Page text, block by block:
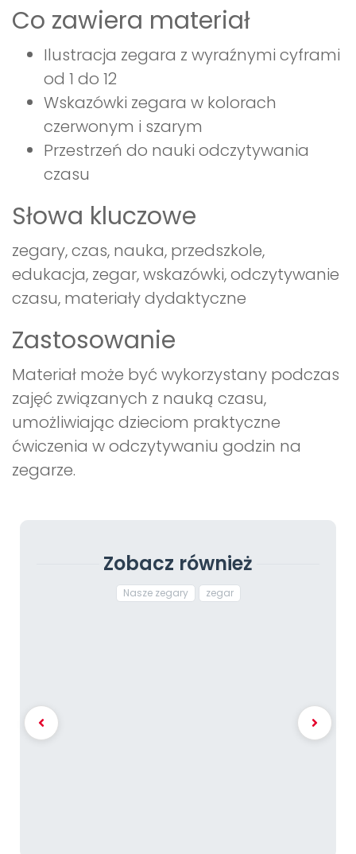
Co zawiera materiał
Ilustracja zegara z wyraźnymi cyframi
od 1 do 12
Wskazówki zegara w kolorach
czerwonym i szarym
Przestrzeń do nauki odczytywania
czasu
Słowa kluczowe
zegary, czas, nauka, przedszkole,
edukacja, zegar, wskazówki, odczytywanie
czasu, materiały dydaktyczne
Zastosowanie
Materiał może być wykorzystany podczas
zajęć związanych z nauką czasu,
umożliwiając dzieciom praktyczne
ćwiczenia w odczytywaniu godzin na
zegarze.
Zobacz również
Nasze zegary zegar